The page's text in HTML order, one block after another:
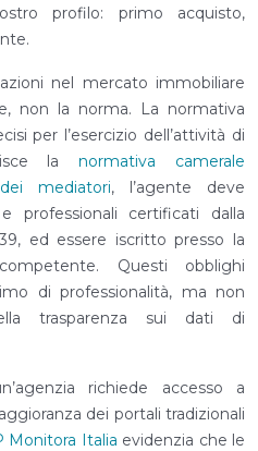
profilo: primo acquisto,
nel mercato immobiliare
non la norma. La normativa
per l’esercizio dell’attività di
lanormativa camerale
mediatori, l’agente deve
professionali certificati dalla
ed essere iscritto presso la
Questi obblighi
di professionalità, ma non
trasparenza sui dati di
richiede accesso a
dei portali tradizionali
Monitora Italia evidenzia che le